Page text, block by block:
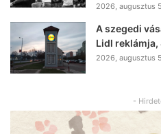
2026, augusztus
A szegedi
Lidl
2026, augusztus
-